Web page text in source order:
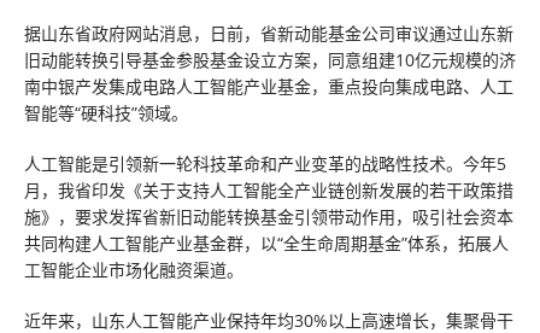
据山东省政府网站消息，日前，省新动能基金公司审议通过山东新
旧动能转换引导基金参股基金设立方案，同意组建10亿元规模的济
南中银产发集成电路人工智能产业基金，重点投向集成电路、人工
智能等“硬科技”领域。
人工智能是引领新一轮科技革命和产业变革的战略性技术。今年5
月，我省印发《关于支持人工智能全产业链创新发展的若干政策措
施》，要求发挥省新旧动能转换基金引领带动作用，吸引社会资本
共同构建人工智能产业基金群，以“全生命周期基金”体系，拓展人
工智能企业市场化融资渠道。
近年来，山东人工智能产业保持年均30%以上高速增长，集聚骨干